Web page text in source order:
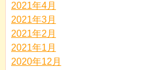
2021年4月
2021年3月
2021年2月
2021年1月
2020年12月